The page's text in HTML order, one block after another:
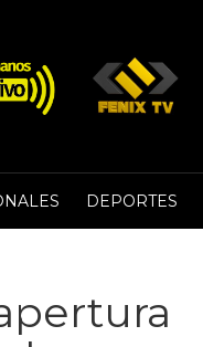
DEPORTES